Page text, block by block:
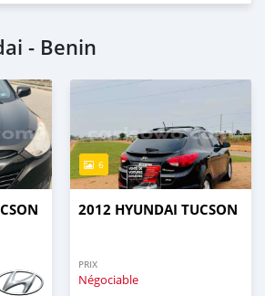
- Benin
6
2012 HYUNDAI TUCSON
PRIX
Négociable